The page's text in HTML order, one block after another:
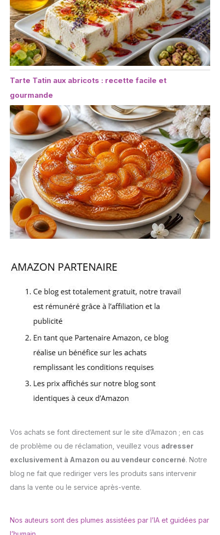
Tarte Tatin aux abricots : recette facile et
gourmande
Vos achats se font directement sur le site d’Amazon ; en cas
de problème ou de réclamation, veuillez vous adresser
exclusivement à Amazon ou au vendeur concerné. Notre
blog ne fait que rediriger vers les produits sans intervenir
dans la vente ou le service après-vente.
Nos auteurs sont des plumes assistées par l’IA et guidées par